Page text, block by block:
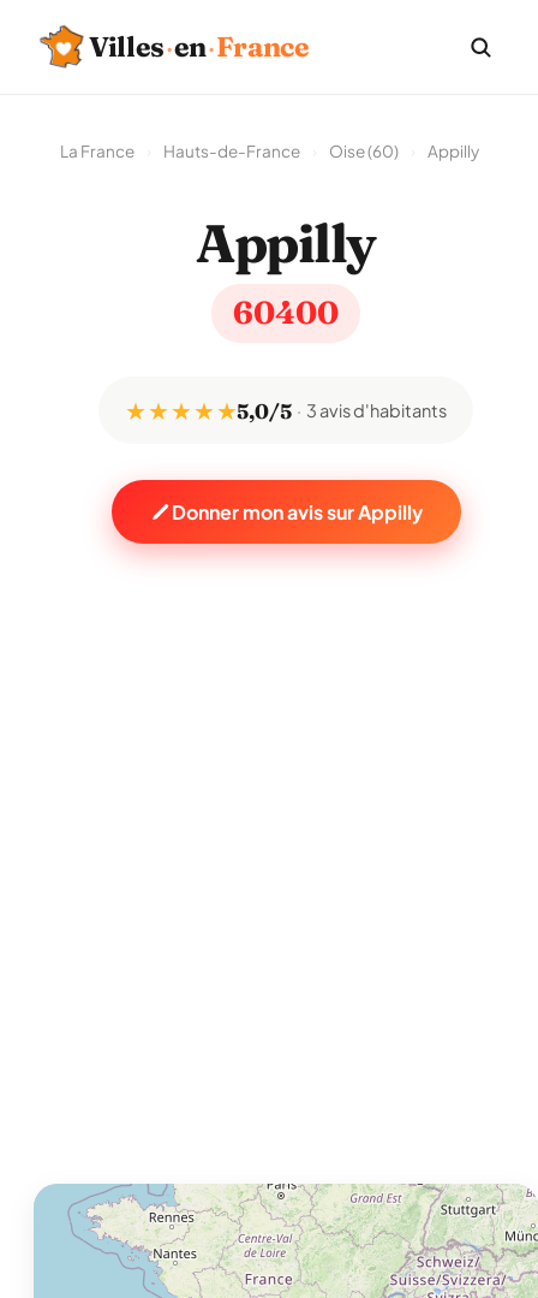
Villes·en·France
La France Hauts-de-France Oise (60) Appilly
Appilly
60400
★ ★ ★ ★ ★5,0/5 3 avis d'habitants
Donner mon avis sur Appilly